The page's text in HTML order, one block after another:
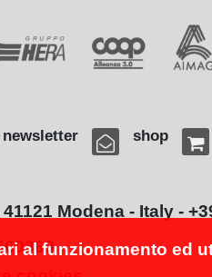
newsletter shop
Modena - Italy -
al funzionamento ed